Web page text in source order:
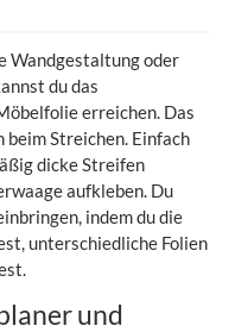
Wandgestaltung oder
du das
erreichen. Das
Streichen. Einfach
dicke Streifen
aufkleben. Du
indem du die
unterschiedliche Folien
und